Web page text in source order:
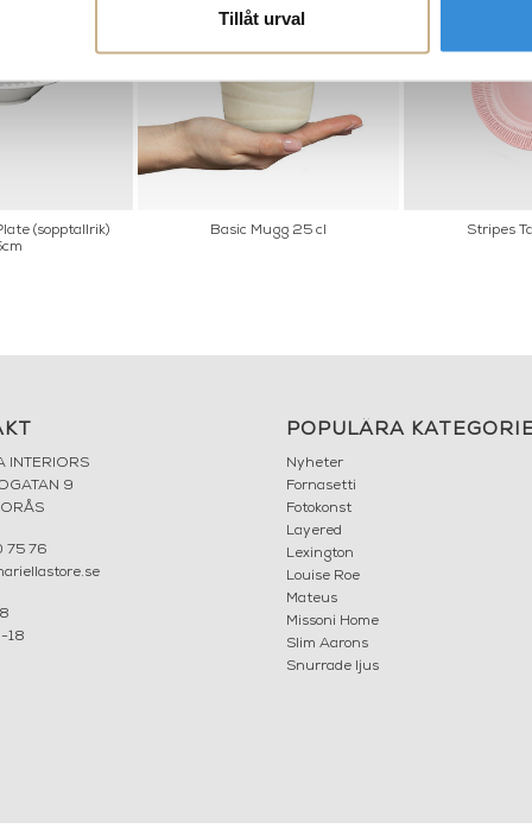
Tillåt urval
(sopptallrik)
Basic Mugg 25 cl Stripes
INTERIORS
9
75 76
18
POPULÄRA
Nyheter
Fornasetti
Fotokonst
Layered
Lexington
Louise Roe
Mateus
Missoni Home
Slim Aarons
Snurrade ljus